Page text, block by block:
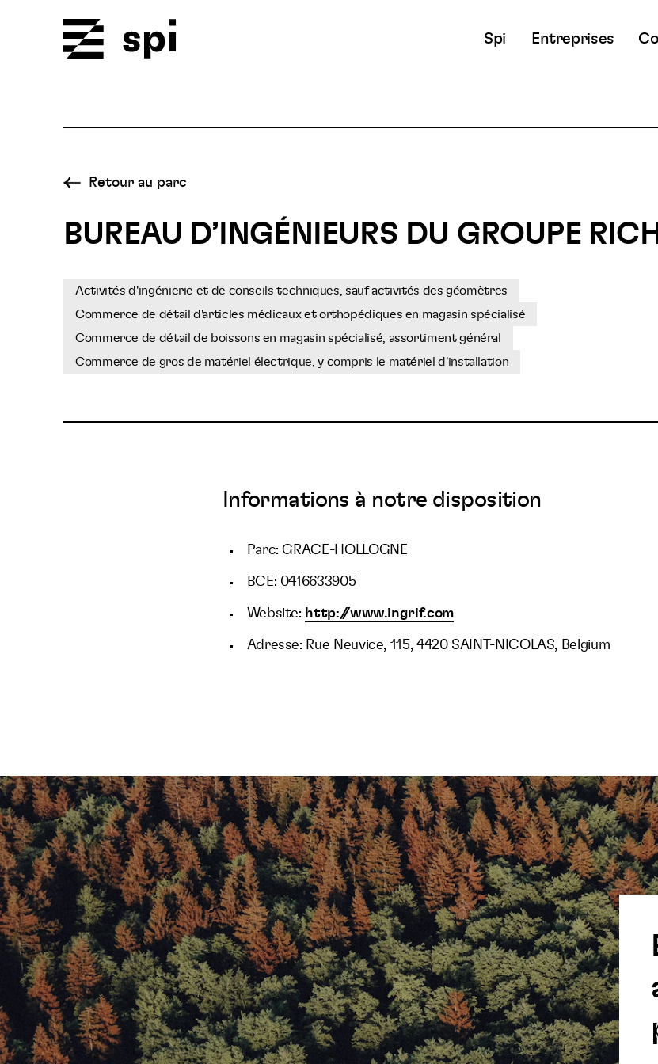
Spi Entreprises
Retour au parc
BUREAU D’INGÉNIEURS DU GROUPE
Activités d'ingénierie et de conseils techniques, sauf activités des géomètres
Commerce de détail d'articles médicaux et orthopédiques en magasin spécialisé
Commerce de détail de boissons en magasin spécialisé, assortiment général
Commerce de gros de matériel électrique, y compris le matériel d'installation
Informations à notre disposition
Parc: GRACE-HOLLOGNE
BCE: 0416633905
Website: http://www.ingrif.com
Adresse: Rue Neuvice, 115, 4420 SAINT-NICOLAS, Belgium